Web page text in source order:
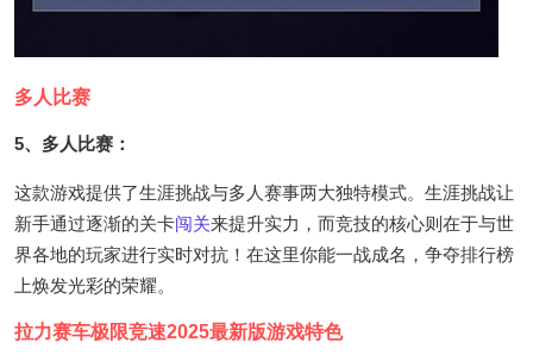
多人比赛
5、多人比赛：
这款游戏提供了生涯挑战与多人赛事两大独特模式。生涯挑战让
新手通过逐渐的关卡闯关来提升实力，而竞技的核心则在于与世
界各地的玩家进行实时对抗！在这里你能一战成名，争夺排行榜
上焕发光彩的荣耀。
拉力赛车极限竞速2025最新版游戏特色